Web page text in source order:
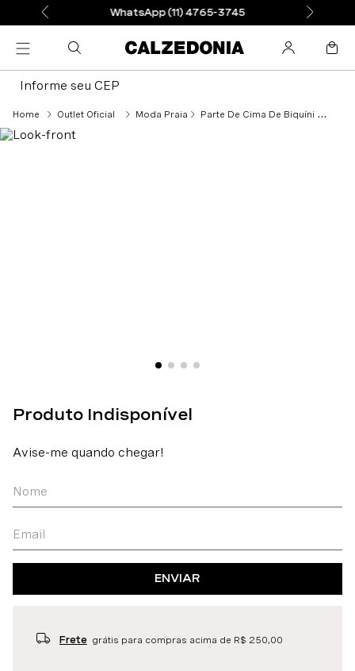
WhatsApp (11) 4765-3745
Informe seu CEP
Outlet Oficial Moda Praia Parte De Cima De Biquíni Tomara-Que-Caia Almofadada Indonesia Eco - Laranja
ENVIAR
Frete grátis para compras acima de R$ 250,00